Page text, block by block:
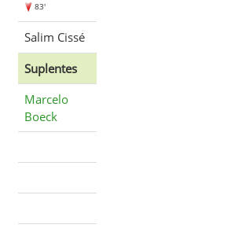
83'
Salim Cissé
Suplentes
Marcelo
Boeck